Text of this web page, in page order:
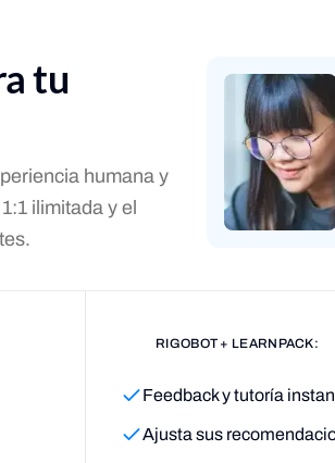
tu
humana y
ilimitada y el
RIGOBOT + LEARNPACK:
Feedback y tutoría
Ajusta sus